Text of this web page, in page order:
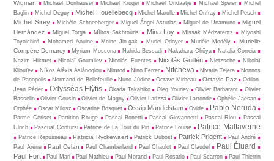
Wigman
Michael Donhauser Michael Krüger Michael Ondaatje Michael Speier
Michel
Baglin
Michel Deguy Michel Houellebecq Michel Marulle Michel Onfray Michel Pesch
Michel Sirey Michèle Schneeberger Miguel Ángel Asturias Miguel de Unamuno
Miguel
Hernández
Miguel Torga Mìltos Sakhtoùris Mina Loy Missak Médzarentz
Miyoshi
Toyoichirô
Mohamed Aouine Moine Jin-gak Muriel Odoyer Murièle Modély
Murielle
Compère-Demarcy
Myriam Moscona Nahida Bessadi Nakahara Chûya
Natalia Correia
Nazim Hikmet
Nicolaï Goumilev Nicolás Fuentes Nicolás Guillén Nietz­sche
Nikolaï
Kliouïev
Níkos Alèxis Aslànoglou Nimrod Nino Ferrer Nitcheva Nivaria Tejera
Nonnos
de Panopolis
Normand de Bellefeuille Nuno Júdice Octave Mirbeau Octavio Paz
Odilon-
Jean Périer
Odyssèas Elỳtis Okada Takahiko Oleg Youriev Olivier Barbarant
Olivier
Basselin
Olivier Cousin Olivier de Magny Olivier Larizza Olivier Larronde
Ophélie Jaësan
Orphée
Oscar Milosz Oscarine Bosquet Ossip Mandelstam Ovide Pablo Neruda
Parme Ceriset Partition Rouge Pascal Bonetti Pascal Giovannetti Pascal Riou
Pascal
Ulrich
Pascual Contursi Patrice de La Tour du Pin Patrice Louise Patrice Maltaverne
Patrice Repusseau Patricia Ryckewaert Patrick Dubost Patrick Prigent
Paul André
Paul Arène
Paul Celan Paul Chamberland Paul Chaulot Paul Claudel Paul Éluard
Paul Fort Paul Mari Paul Mathieu Paul Morand Paul Rosario Paul Scarron
Paul Thierrin